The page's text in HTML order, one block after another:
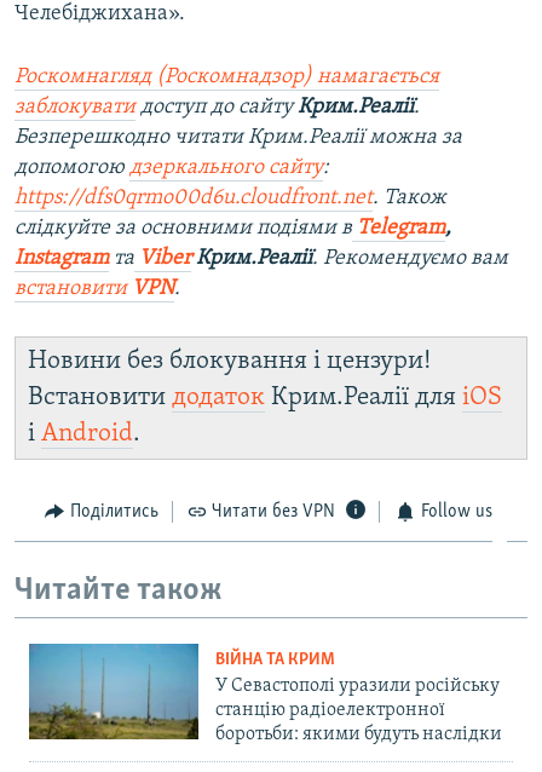
Челебіджихана».
Роскомнагляд (Роскомнадзор) намагається
заблокуватидоступ до сайтуКрим.Реалії.
Безперешкодно читати Крим.Реалії можна за
допомогою дзеркального сайту:
https://dfs0qrmo00d6u.cloudfront.net. Також
слідкуйте за основними подіями в Telegram,
Instagramта ViberКрим.Реалії. Рекомендуємо вам
встановити VPN.
Новини без блокування і цензури!
Встановити додаток Крим.Реалії для iOS
і Android.
Поділитись Читати без VPN Follow us
Читайте також
ВІЙНА ТА КРИМ
У Севастополі уразили російську
станцію радіоелектронної
боротьби: якими будуть наслідки